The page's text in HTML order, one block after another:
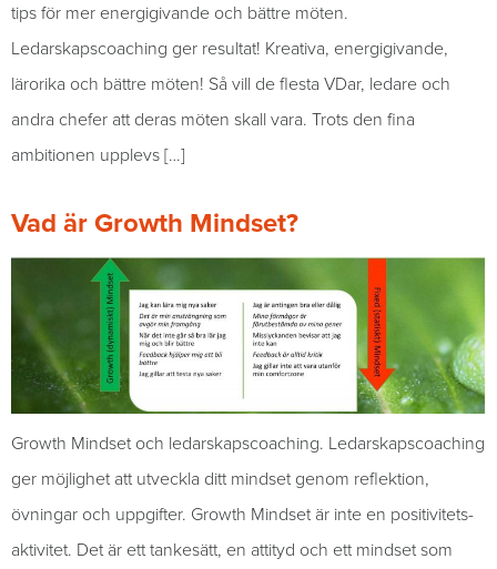
tips för mer energigivande och bättre möten.
Ledarskapscoaching ger resultat! Kreativa, energigivande,
lärorika och bättre möten! Så vill de flesta VDar, ledare och
andra chefer att deras möten skall vara. Trots den fina
ambitionen upplevs […]
Vad är Growth Mindset?
Growth Mindset och ledarskapscoaching. Ledarskapscoaching
ger möjlighet att utveckla ditt mindset genom reflektion,
övningar och uppgifter. Growth Mindset är inte en positivitets-
aktivitet. Det är ett tankesätt, en attityd och ett mindset som